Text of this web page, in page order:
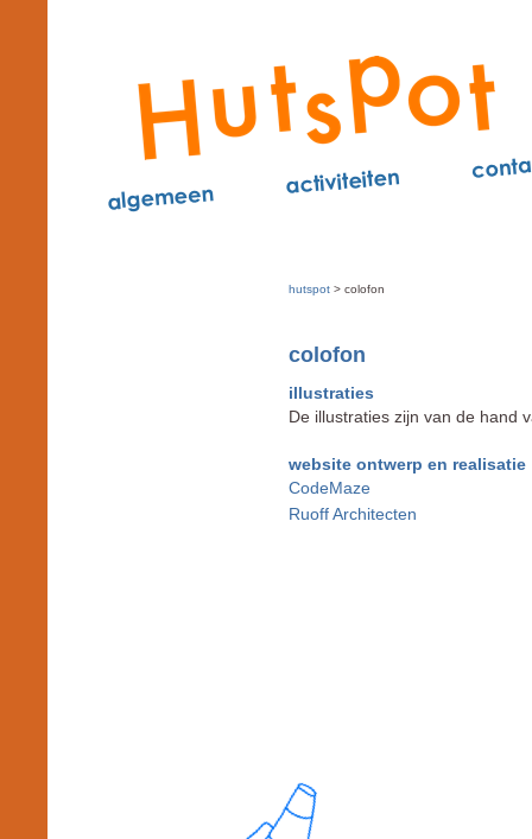
hutspot > colofon
colofon
illustraties
De illustraties zijn van de hand
website ontwerp en realisatie
CodeMaze
Ruoff Architecten